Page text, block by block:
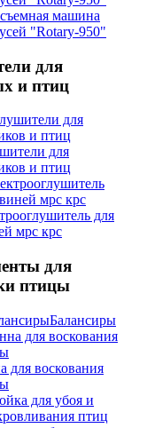
машина
"Rotary-950"
для
и птиц
для
и птиц
для
мрс крс
для
птицы
Балансиры
для воскования